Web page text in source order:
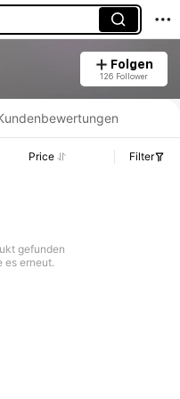
Folgen
126 Follower
und Lagerbestandsdetails.
Price Filter
gefunden
es erneut.